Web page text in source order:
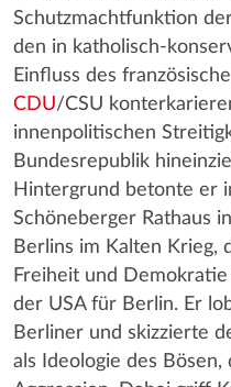
Schutzmachtfunktion
den in katholisch-
Einfluss des
CDU/CSU
innenpolitischen
Bundesrepublik
Hintergrund betonte er
Schöneberger Rathaus
Berlins im Kalten Krieg,
Freiheit und
der USA für Berlin. Er
Berliner und skizzierte
als Ideologie des